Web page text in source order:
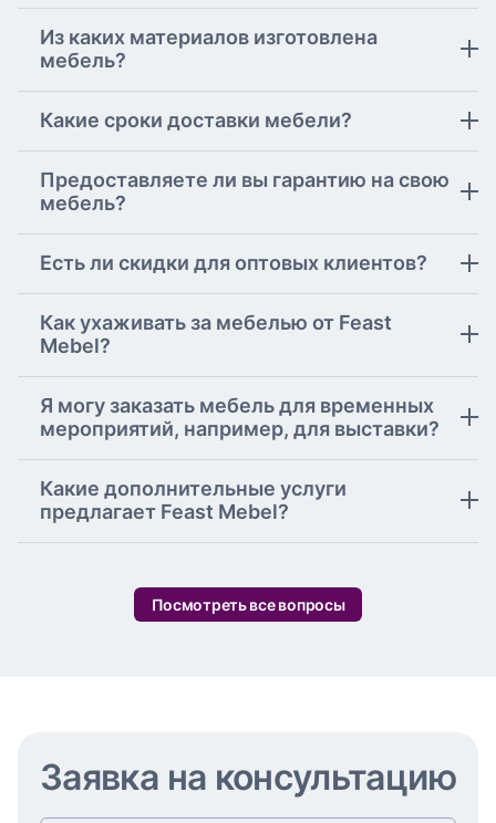
Из каких материалов изготовлена
мебель?
Какие сроки доставки мебели?
Предоставляете ли вы гарантию на свою
мебель?
Есть ли скидки для оптовых клиентов?
Как ухаживать за мебелью от Feast
Mebel?
Я могу заказать мебель для временных
мероприятий, например, для выставки?
Какие дополнительные услуги
предлагает Feast Mebel?
Посмотреть все вопросы
Заявка на консультацию